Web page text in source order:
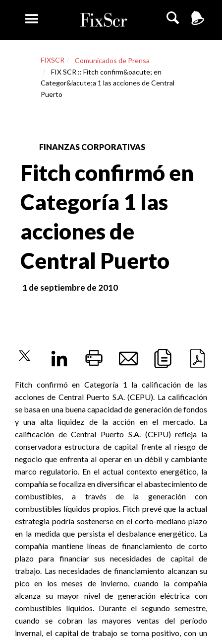
FIXSCR
Comunicados de Prensa
FIX SCR :: Fitch confirm&oacute; en
Categor&iacute;a 1 las acciones de Central
Puerto
FINANZAS CORPORATIVAS
Fitch confirmó en
Categoría 1 las
acciones de
Central Puerto
1 de septiembre de 2010
Fitch confirmó en Categoría 1 la calificación de las
acciones de Central Puerto S.A. (CEPU). La calificación
se basa en una buena capacidad de generación de fondos
y una alta liquidez de la acción en el mercado. La
calificación de Central Puerto S.A. (CEPU) refleja la
conservadora estructura de capital frente al riesgo de
negocio que enfrenta al operar en un débil y cambiante
marco regulatorio. En el actual contexto energético, la
compañía se focaliza en diversificar el abastecimiento de
combustibles, a través de la generación con
combustibles líquidos propios. Fitch prevé que la actual
estrategia podría sostenerse en el corto-mediano plazo
en la medida que persista el desbalance energético. La
compañía mantiene líneas de financiamiento de corto
plazo para financiar sus necesidades de capital de
trabajo. Las necesidades de financiamiento alcanzan su
pico en los meses de invierno, cuando la compañía
alcanza su mayor nivel de generación eléctrica con
combustibles líquidos. Durante el segundo semestre,
cuando se cobran las mayores ventas del período
invernal, el capital de trabajo se torna positivo, con un